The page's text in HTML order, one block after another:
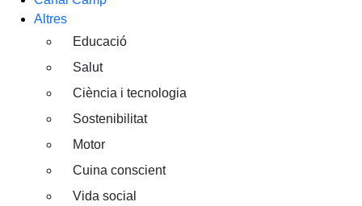
Altres
Educació
Salut
Ciència i tecnologia
Sostenibilitat
Motor
Cuina conscient
Vida social